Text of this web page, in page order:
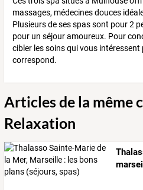
massages, médecines douces
Plusieurs de ses spas sont pour 2
pour un séjour amoureux. Pour
cibler les soins qui vous intéressent
correspond.
Articles de la même
Relaxation